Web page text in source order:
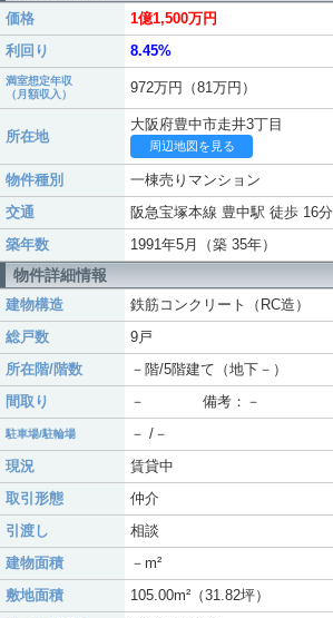
価格
1億1,500万円
利回り
8.45%
満室想定年収
（月額収入）
972万円（81万円）
所在地
大阪府豊中市走井3丁目
周辺地図を見る
物件種別
一棟売りマンション
交通
阪急宝塚本線 豊中駅 徒歩 16分
築年数
1991年5月（築 35年）
物件詳細情報
建物構造
鉄筋コンクリート（RC造）
総戸数
9戸
所在階/階数
－階/5階建て（地下－）
間取り
－ 備考：－
駐車場/駐輪場
－ /－
現況
賃貸中
取引形態
仲介
引渡し
相談
建物面積
－m²
敷地面積
105.00m²（31.82坪）